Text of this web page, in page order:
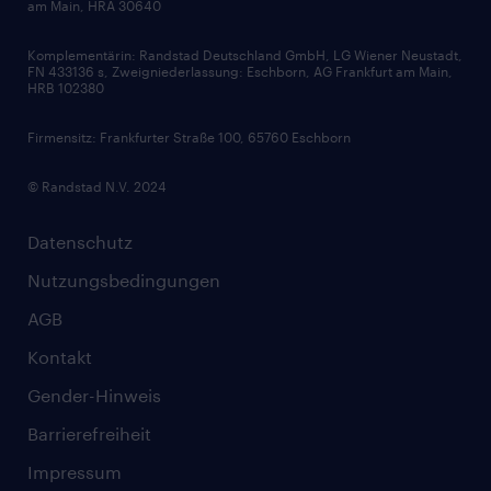
Soft Skills
Skills
Datenschutz
Nutzungsbedingungen
AGB
Kontakt
Gender-Hinweis
Barrierefreiheit
Impressum
am Main, HRA 30640
Komplementärin: Randstad Deutschland GmbH, LG Wiener Neustadt,
FN 433136 s, Zweigniederlassung: Eschborn, AG Frankfurt am Main,
HRB 102380
Firmensitz: Frankfurter Straße 100, 65760 Eschborn
© Randstad N.V. 2024